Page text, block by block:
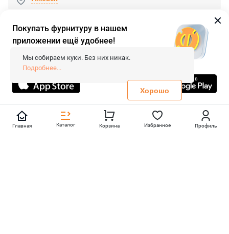
© 2026 «FieraShop.ru»
Сопровождение сайта
- Вебформат.
Все права защищены.
Не является публичной офертой
Политика конфиденциальности
Главная Каталог Корзина Избранное Профиль
Покупать фурнитуру в нашем
приложении ещё удобнее!
Мы собираем куки. Без них никак.
Подробнее...
Хорошо